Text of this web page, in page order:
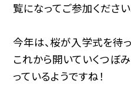
覧になってご参加ください
今年は、桜が入学式を待っ
これから開いていくつぼ
っているようですね！